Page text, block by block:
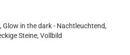
Glow in the dark - Nachtleuchtend,
Steine, Vollbild